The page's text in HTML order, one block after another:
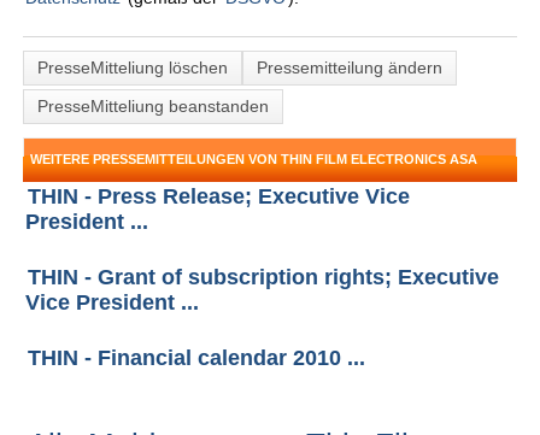
PresseMitteliung löschen
Pressemitteilung ändern
PresseMitteliung beanstanden
WEITERE PRESSEMITTEILUNGEN VON THIN FILM ELECTRONICS ASA
THIN - Press Release; Executive Vice
President ...
THIN - Grant of subscription rights; Executive
Vice President ...
THIN - Financial calendar 2010 ...